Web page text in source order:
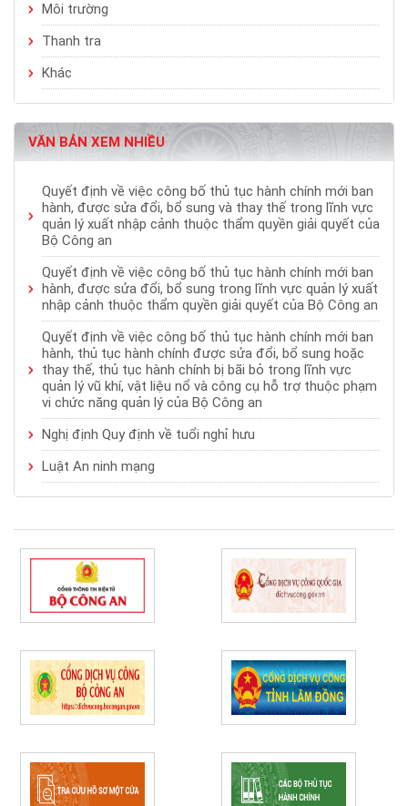
Môi trường
Thanh tra
Khác
VĂN BẢN XEM NHIỀU
Quyết định về việc công bố thủ tục hành chính mới ban
hành, được sửa đổi, bổ sung và thay thế trong lĩnh vực
quản lý xuất nhập cảnh thuộc thẩm quyền giải quyết của
Bộ Công an
Quyết định về việc công bố thủ tục hành chính mới ban
hành, được sửa đổi, bổ sung trong lĩnh vực quản lý xuất
nhập cảnh thuộc thẩm quyền giải quyết của Bộ Công an
Quyết định về việc công bố thủ tục hành chính mới ban
hành, thủ tục hành chính được sửa đổi, bổ sung hoặc
thay thế, thủ tục hành chính bị bãi bỏ trong lĩnh vực
quản lý vũ khí, vật liệu nổ và công cụ hỗ trợ thuộc phạm
vi chức năng quản lý của Bộ Công an
Nghị định Quy định về tuổi nghỉ hưu
Luật An ninh mạng